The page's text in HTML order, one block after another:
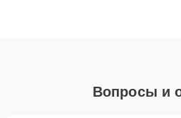
Вопросы и